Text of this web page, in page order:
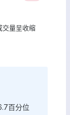
交量呈收缩
百分位